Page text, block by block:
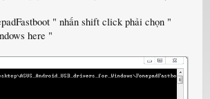
" nhấn shift click phải chọn "
here "